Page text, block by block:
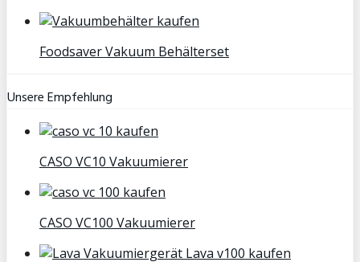
Foodsaver Vakuum Behälterset
Unsere Empfehlung
CASO VC10 Vakuumierer
CASO VC100 Vakuumierer